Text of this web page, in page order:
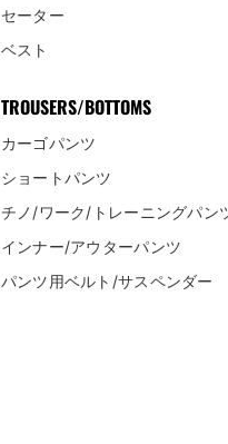
セーター
ベスト
TROUSERS/BOTTOMS
カーゴパンツ
ショートパンツ
チノ/ワーク/トレーニングパン
インナー/アウターパンツ
パンツ用ベルト/サスペンダー